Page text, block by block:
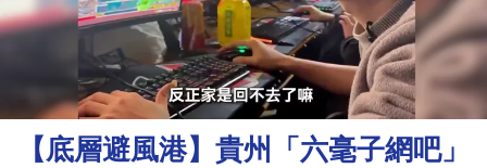
資
樓
市
理
財
【底層避風港】貴州「六毫子網吧」